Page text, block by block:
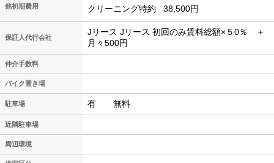
他初期費用 クリーニング特約 38,500円
保証人代行会社
Jリース Jリース 初回のみ賃料総額×５0％ ＋
月々500円
仲介手数料
バイク置き場
駐車場 有 無料
近隣駐車場
周辺環境